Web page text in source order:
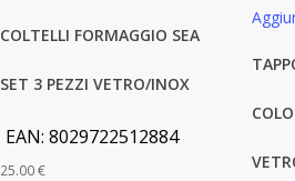
COLTELLI FORMAGGIO SEA
SET 3 PEZZI VETRO/INOX
EAN: 8029722512884
25.00€